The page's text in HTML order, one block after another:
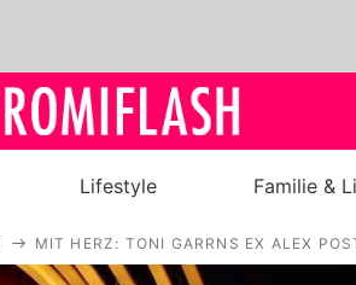
Royals
Lifestyle Familie &
MIT HERZ: TONI GARRNS EX ALEX